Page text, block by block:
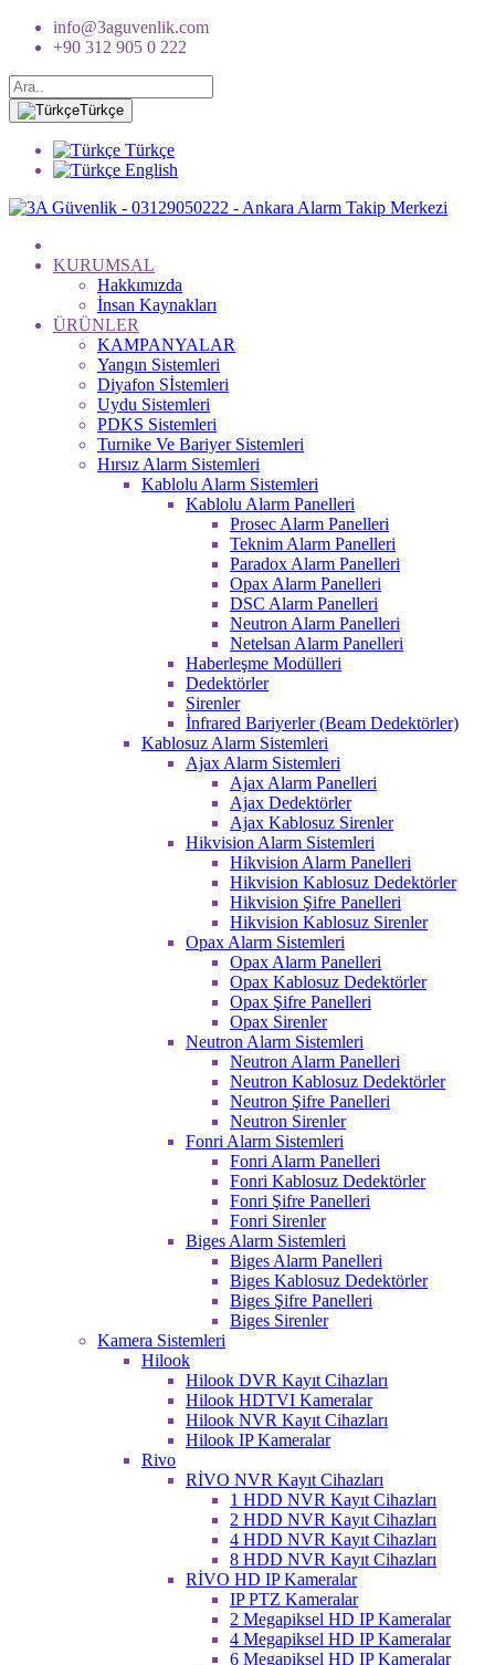
info@3aguvenlik.com
+90 312 905 0 222
Türkçe
Türkçe
English
KURUMSAL
Hakkımızda
İnsan Kaynakları
ÜRÜNLER
KAMPANYALAR
Yangın Sistemleri
Diyafon Sİstemleri
Uydu Sistemleri
PDKS Sistemleri
Turnike Ve Bariyer Sistemleri
Hırsız Alarm Sistemleri
Kablolu Alarm Sistemleri
Kablolu Alarm Panelleri
Prosec Alarm Panelleri
Teknim Alarm Panelleri
Paradox Alarm Panelleri
Opax Alarm Panelleri
DSC Alarm Panelleri
Neutron Alarm Panelleri
Netelsan Alarm Panelleri
Haberleşme Modülleri
Dedektörler
Sirenler
İnfrared Bariyerler (Beam Dedektörler)
Kablosuz Alarm Sistemleri
Ajax Alarm Sistemleri
Ajax Alarm Panelleri
Ajax Dedektörler
Ajax Kablosuz Sirenler
Hikvision Alarm Sistemleri
Hikvision Alarm Panelleri
Hikvision Kablosuz Dedektörler
Hikvision Şifre Panelleri
Hikvision Kablosuz Sirenler
Opax Alarm Sistemleri
Opax Alarm Panelleri
Opax Kablosuz Dedektörler
Opax Şifre Panelleri
Opax Sirenler
Neutron Alarm Sistemleri
Neutron Alarm Panelleri
Neutron Kablosuz Dedektörler
Neutron Şifre Panelleri
Neutron Sirenler
Fonri Alarm Sistemleri
Fonri Alarm Panelleri
Fonri Kablosuz Dedektörler
Fonri Şifre Panelleri
Fonri Sirenler
Biges Alarm Sistemleri
Biges Alarm Panelleri
Biges Kablosuz Dedektörler
Biges Şifre Panelleri
Biges Sirenler
Kamera Sistemleri
Hilook
Hilook DVR Kayıt Cihazları
Hilook HDTVI Kameralar
Hilook NVR Kayıt Cihazları
Hilook IP Kameralar
Rivo
RİVO NVR Kayıt Cihazları
1 HDD NVR Kayıt Cihazları
2 HDD NVR Kayıt Cihazları
4 HDD NVR Kayıt Cihazları
8 HDD NVR Kayıt Cihazları
RİVO HD IP Kameralar
IP PTZ Kameralar
2 Megapiksel HD IP Kameralar
4 Megapiksel HD IP Kameralar
6 Megapiksel HD IP Kameralar